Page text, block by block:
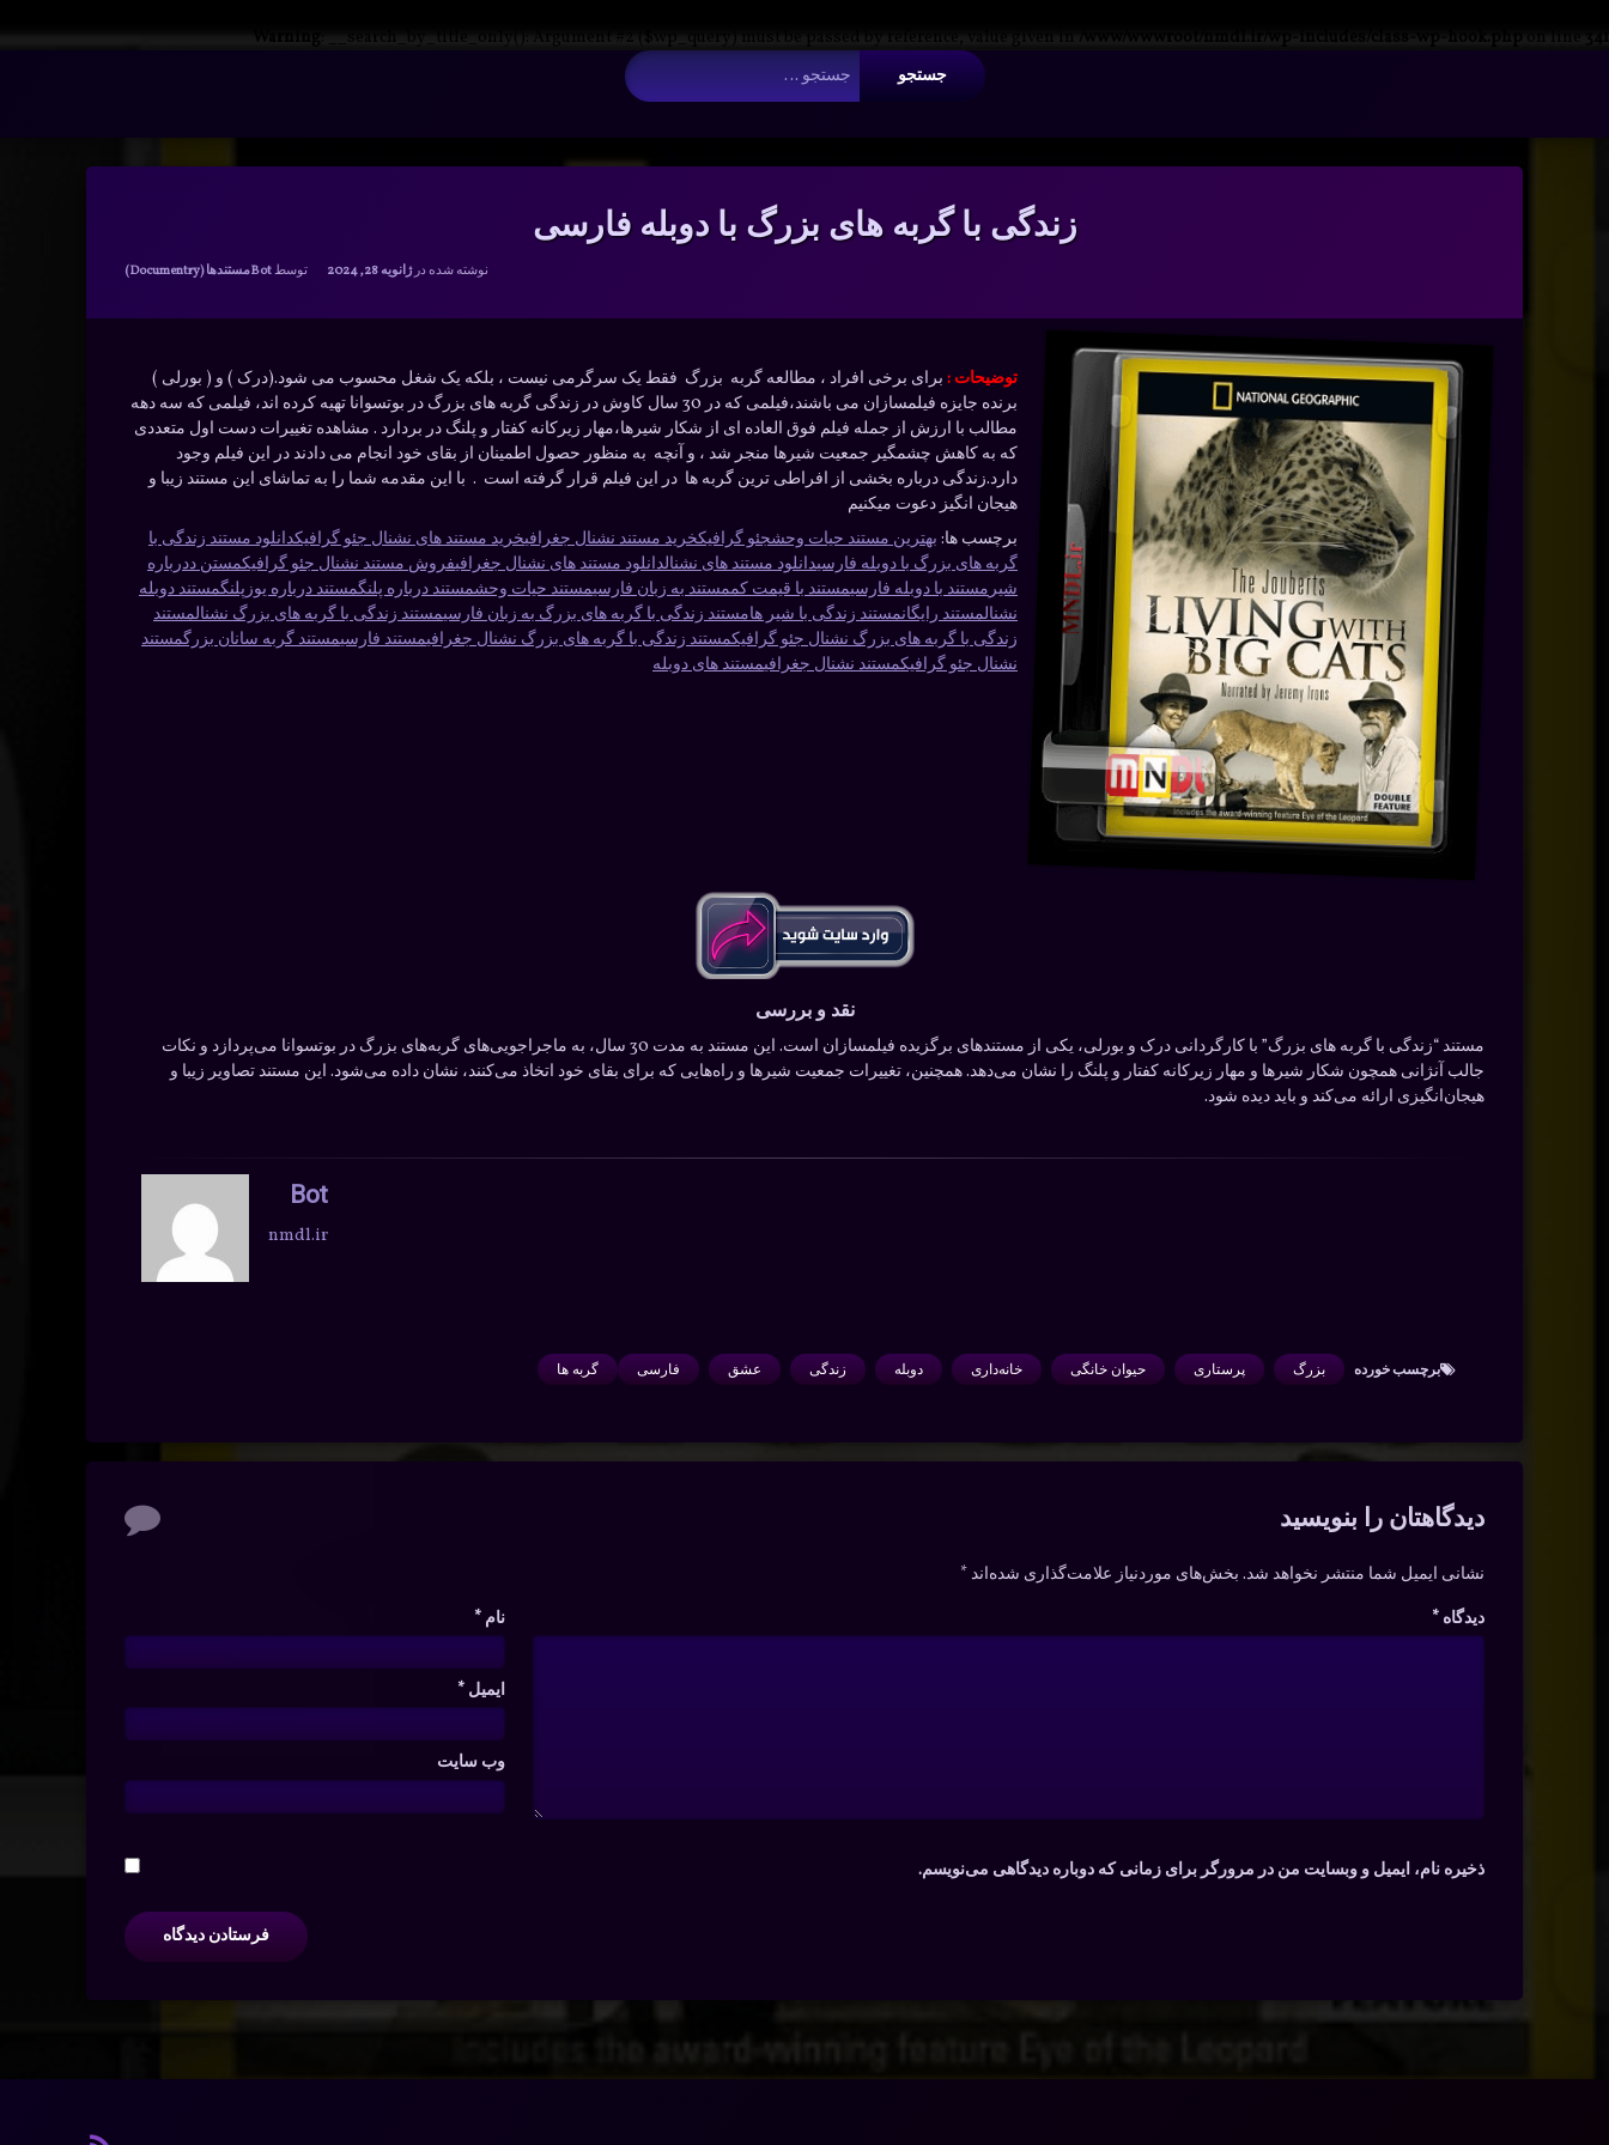
Warning : __search_by_title_only(): Argument #2 ($wp_query) must be passed by reference, value given in
جستجو برای:
زندگی با گربه های بزرگ با دوبله فارسی
نوشته شده درژانویه 28, 2024 توسطBotدسته بندی ها:
مستندها (Documentry)
توضیحات : برای برخی افراد ، مطالعه گربه بزرگ فقط یک سرگرمی نیست ، بلکه یک شغل محسوب می شود.(درک ) و ( بورلی )
برنده جایزه فیلمسازان می باشند،فیلمی که در 30 سال کاوش در زندگی گربه های بزرگ در بوتسوانا تهیه کرده اند، فیلمی که سه دهه
مطالب با ارزش از جمله فیلم فوق العاده ای از شکار شیرها،مهار زیرکانه کفتار و پلنگ در بردارد . مشاهده تغییرات دست اول متعددی
که به کاهش چشمگیر جمعیت شیرها منجر شد ، و آنچه به منظور حصول اطمینان از بقای خود انجام می دادند در این فیلم وجود
دارد.زندگی درباره بخشی از افراطی ترین گربه ها در این فیلم قرار گرفته است . با این مقدمه شما را به تماشای این مستند زیبا و
هیجان انگیز دعوت میکنیم
برچسب ها: بهترین مستند حیات وحشجئو گرافیکخرید مستند نشنال جغرافیخرید مستند های نشنال جئو گرافیکدانلود مستند زندگی با
گربه های بزرگ با دوبله فارسیدانلود مستند های نشنالدانلود مستند های نشنال جغرافیفروش مستند نشنال جئو گرافیکمستن ددرباره
شیرمستند با دوبله فارسیمستند با قیمت کممستند به زبان فارسیمستند حیات وحشمستند درباره پلنگمستند درباره یوزپلنگمستند دوبله
نشنالمستند رایگانمستند زندگی با شیر هامستند زندگی با گربه های بزرگ به زبان فارسیمستند زندگی با گربه های بزرگ نشنالمستند
زندگی با گربه های بزرگ نشنال جئو گرافیکمستند زندگی با گربه های بزرگ نشنال جغرافیمستند فارسیمستند گربه سانان بزرگمستند
نشنال جئو گرافیکمستند نشنال جغرافیمستند های دوبله
نقد و بررسی
مستند “زندگی با گربه های بزرگ” با کارگردانی درک و بورلی، یکی از مستندهای برگزیده فیلمسازان است. این مستند به مدت 30 سال، به ماجراجویی‌های گربه‌های بزرگ در بوتسوانا می‌پردازد و نکات
جالب آنژانی همچون شکار شیرها و مهار زیرکانه کفتار و پلنگ را نشان می‌دهد. همچنین، تغییرات جمعیت شیرها و راه‌هایی که برای بقای خود اتخاذ می‌کنند، نشان داده می‌شود. این مستند تصاویر زیبا و
هیجان‌انگیزی ارائه می‌کند و باید دیده شود.
Bot
nmdl.ir
برچسب‌ خورده بزرگ پرستاری حیوان خانگی خانه‌داری دوبله زندگی عشق فارسی گربه ها
دیدگاه‌ها
دیدگاهتان را بنویسید
نشانی ایمیل شما منتشر نخواهد شد. بخش‌های موردنیاز علامت‌گذاری شده‌اند*
دیدگاه * نام *
ایمیل *
وب‌ سایت
ذخیره نام، ایمیل و وبسایت من در مرورگر برای زمانی که دوباره دیدگاهی می‌نویسم.